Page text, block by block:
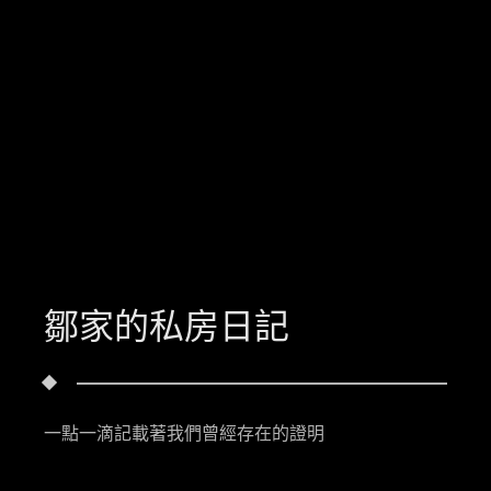
鄒家的私房日記
一點一滴記載著我們曾經存在的證明